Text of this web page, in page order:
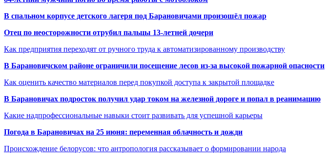
В спальном корпусе детского лагеря под Барановичами произошёл пожар
Отец по неосторожности отрубил пальцы 13-летней дочери
Как предприятия переходят от ручного труда к автоматизированному производству
В Барановичском районе ограничили посещение лесов из-за высокой пожарной опасности
Как оценить качество материалов перед покупкой доступа к закрытой площадке
В Барановичах подросток получил удар током на железной дороге и попал в реанимацию
Какие надпрофессиональные навыки стоит развивать для успешной карьеры
Погода в Барановичах на 25 июня: переменная облачность и дожди
Происхождение белорусов: что антропология рассказывает о формировании народа